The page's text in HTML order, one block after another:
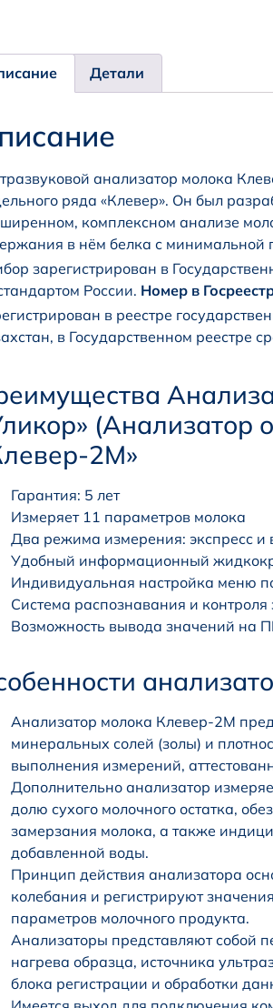
Детали
анализатор молока
ряда «Клевер». Он был
комплексном анализе
в нём белка с минимальной
зарегистрирован в
России. Номер в
в реестре
в Государственном реестре
(Анализатор
2М»
Гарантия: 5 лет
Измеряет 11 параметров молока
Два режима измерения: экспресс и
Удобный информационный
Индивидуальная настройка меню
Система распознавания и
Возможность вывода значений на
Анализатор молока Клевер-2М
минеральных солей (золы) и
выполнения измерений,
Дополнительно анализатор
долю сухого молочного остатка,
замерзания молока, а также
добавленной воды.
Принцип действия анализатора
колебания и регистрируют
параметров молочного продукта.
Анализаторы представляют собой
нагрева образца, источника
блока регистрации и обработки